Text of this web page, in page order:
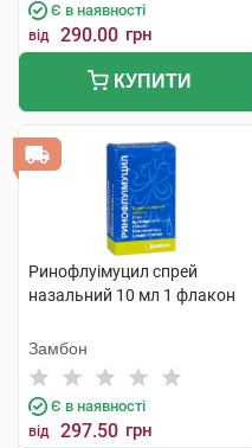
Є в наявності
від 290.00 грн
КУПИТИ
Ринофлуімуцил спрей
назальний 10 мл 1 флакон
Замбон
Є в наявності
від 297.50 грн